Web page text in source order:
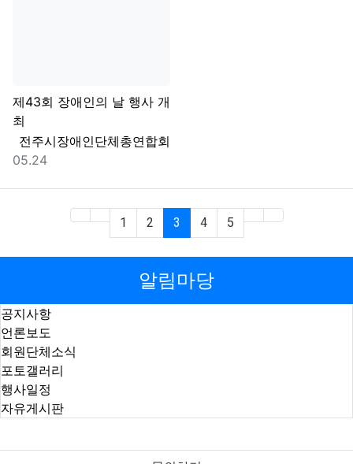
제43회 장애인의 날 행사 개
최
등록자
전주시장애인단체총연합회
등록일
05.24
1 2 3 (current)
4 5
알림마당
공지사항
언론보도
회원단체소식
포토갤러리
행사일정
자유게시판